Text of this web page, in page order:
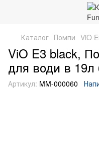
Каталог Помпи ViO
ViO E3 black,
для води в 19л
Артикул: MM-000060